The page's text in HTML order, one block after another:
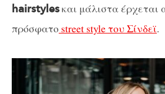
hairstylesκαι μάλιστα έρχεται
πρόσφατο street style του Σίνδεϊ.